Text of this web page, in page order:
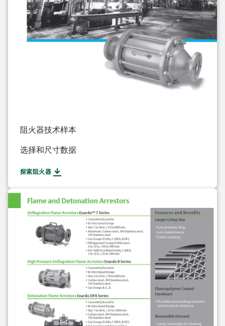
阻火器技术样本
选择和尺寸数据
探索阻火器